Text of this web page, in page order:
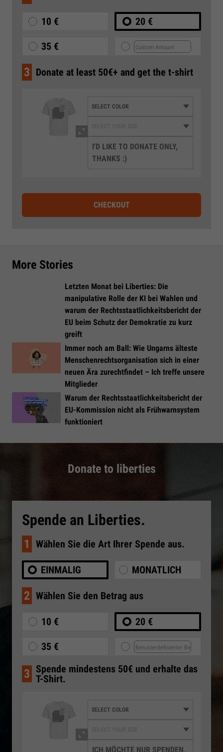
10 € 20 €
35 €
3 Donate at least 50€+ and get the t-shirt
I'D LIKE TO DONATE ONLY,
THANKS :)
CHECKOUT
More Stories
Letzten Monat bei Liberties: Die
manipulative Rolle der KI bei Wahlen und
warum der Rechtsstaatlichkeitsbericht der
EU beim Schutz der Demokratie zu kurz
greift
Immer noch am Ball: Wie Ungarns älteste
Menschenrechtsorganisation sich in einer
neuen Ära zurechtfindet – Ich treffe unsere
Mitglieder
Warum der Rechtsstaatlichkeitsbericht der
EU-Kommission nicht als Frühwarnsystem
funktioniert
Donate to liberties
Spende an Liberties.
1 Wählen Sie die Art Ihrer Spende aus.
EINMALIG MONATLICH
2 Wählen Sie den Betrag aus
10 € 20 €
35 €
3 Spende mindestens 50€ und erhalte das
T-Shirt.
ICH MÖCHTE NUR SPENDEN,